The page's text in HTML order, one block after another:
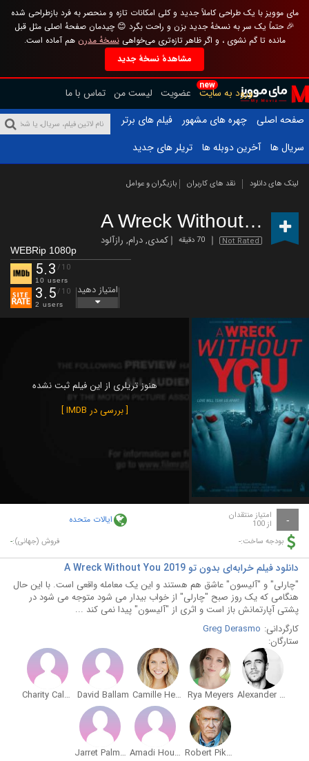
مای موویز با یک طراحی کاملاً جدید و کلی امکانات تازه و منحصر به فرد بازطراحی شده
🎉 حتماً یک سر به نسخهٔ جدید بزن و راحت بگرد 😊 چیدمان صفحهٔ اصلی مثل قبل
مانده تا گم نشوی ، و اگر ظاهر تازه‌تری می‌خواهینسخهٔ مدرن هم آماده است.
مشاهدهٔ نسخهٔ جدید
new
ورود به سایت عضویت لیست من تماس با ما
صفحه اصلی
چهره های مشهور
فیلم های برتر
سریال ها
آخرین دوبله ها تریلر های جدید
لینک های دانلود نقد های کاربران بازیگران و عوامل
A Wreck Without You
Not Rated 70 دقیقه کمدی,درام, رازآلود
WEBRip 1080p
5.3 /10
10 users
3.5/10
2 users
امتیاز دهید
هنوز تریلری از این فیلم ثبت نشده
[ بررسی در IMDB ]
- امتیاز منتقدان
از 100 ایالات متحده
بودجه ساخت:- فروش (جهانی):-
دانلود فیلم خرابه‌ای بدون تو A Wreck Without You 2019
"چارلی" و "آلیسون" عاشق هم هستند و این یک معامله واقعی است. با این حال
هنگامی که یک روز صبح "چارلی" از خواب بیدار می شود متوجه می شود در
پشتی آپارتمانش باز است و اثری از "آلیسون" پیدا نمی کند ...
کارگردانی: Greg Derasmo
ستارگان:
Alexander Roberts
Rya Meyers
Camille Hendricks
David Ballam
Charity Caldwell
Robert Pike Daniel
Amadi Houston
Jarret Palmer